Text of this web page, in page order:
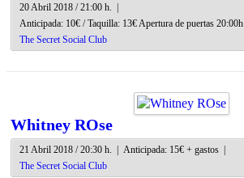
20 Abril 2018 / 21:00 h. |
Anticipada: 10€ / Taquilla: 13€ Apertura de puertas 20:00h
The Secret Social Club
Whitney ROse
21 Abril 2018 / 20:30 h. | Anticipada: 15€ + gastos |
The Secret Social Club